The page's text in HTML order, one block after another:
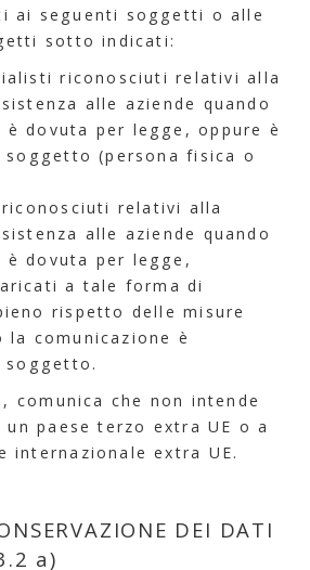
ai seguenti soggetti o alle
sotto indicati:
riconosciuti relativi alla
alle aziende quando
è dovuta per legge, oppure è
(persona fisica o
relativi alla
alle aziende quando
è dovuta per legge,
a tale forma di
rispetto delle misure
comunicazione è
soggetto.
che non intende
paese terzo extra UE o a
internazionale extra UE.
DEI DATI
a)